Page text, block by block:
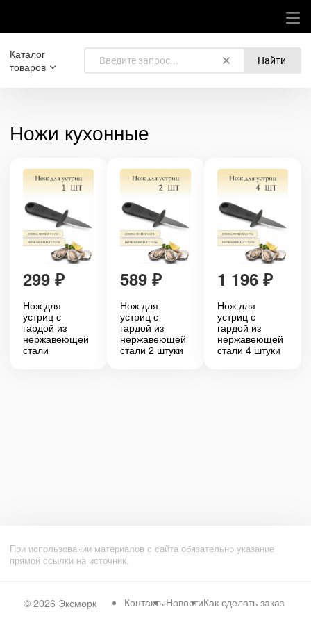
Каталог
товаров
Найти
Ножи кухонные
299 ₽
Нож для
устриц с
гардой из
нержавеющей
стали
589 ₽
Нож для
устриц с
гардой из
нержавеющей
стали 2 штуки
1 196 ₽
Нож для
устриц с
гардой из
нержавеющей
стали 4 штуки
При использовании материалов с сайта обязательно указание
прямой ссылки на источник.
© 2026 Эксморк КонтактыНовостиКак сделать заказ